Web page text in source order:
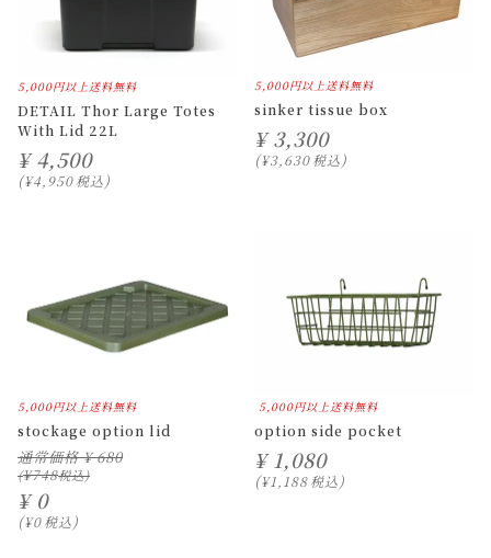
5,000円以上送料無料
DETAIL Thor Large Totes
With Lid 22L
¥ 4,500
¥4,950税込
5,000円以上送料無料
sinker tissue box
¥ 3,300
¥3,630税込
5,000円以上送料無料
stockage option lid
通常価格 ¥ 680
¥748
¥ 0
¥0税込
5,000円以上送料無料
option side pocket
¥ 1,080
¥1,188税込